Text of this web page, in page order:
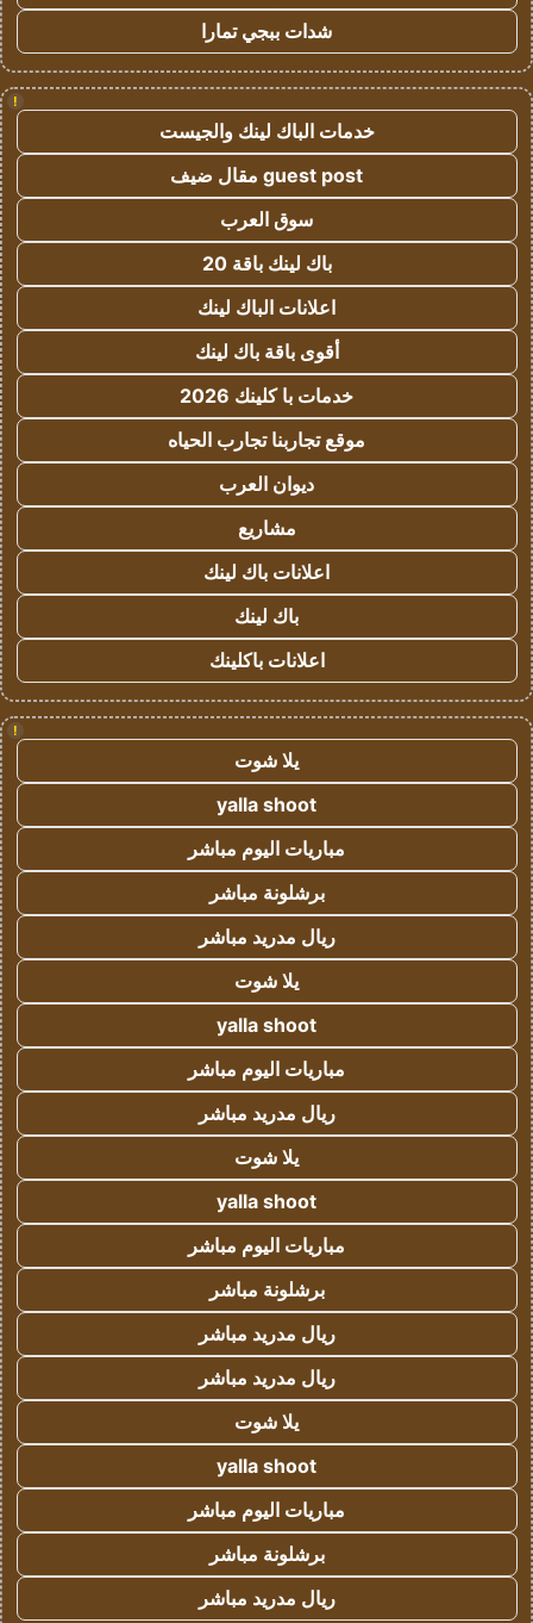
شدات ببجي تمارا
!
خدمات الباك لينك والجيست
guest post مقال ضيف
سوق العرب
باك لينك باقة 20
اعلانات الباك لينك
أقوى باقة باك لينك
خدمات با كلينك 2026
موقع تجاربنا تجارب الحياه
ديوان العرب
مشاريع
اعلانات باك لينك
باك لينك
اعلانات باكلينك
!
يلا شوت
yalla shoot
مباريات اليوم مباشر
برشلونة مباشر
ريال مدريد مباشر
يلا شوت
yalla shoot
مباريات اليوم مباشر
ريال مدريد مباشر
يلا شوت
yalla shoot
مباريات اليوم مباشر
برشلونة مباشر
ريال مدريد مباشر
ريال مدريد مباشر
يلا شوت
yalla shoot
مباريات اليوم مباشر
برشلونة مباشر
ريال مدريد مباشر